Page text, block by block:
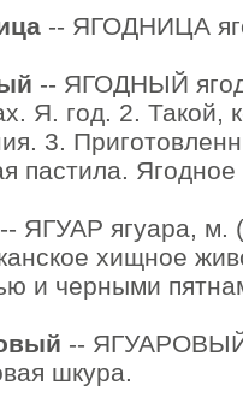
-- ЯГОДНИЦА
-- ЯГОДНЫЙ
Я. год. 2. Такой,
3.
пастила. Ягодное
-- ЯГУАР ягуара, м.
хищное
и черными
-- ЯГУАРОВЫЙ
шкура.